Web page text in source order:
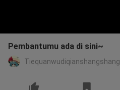
Pembantumu ada di sini~
Tiequanwudiqianshangshang